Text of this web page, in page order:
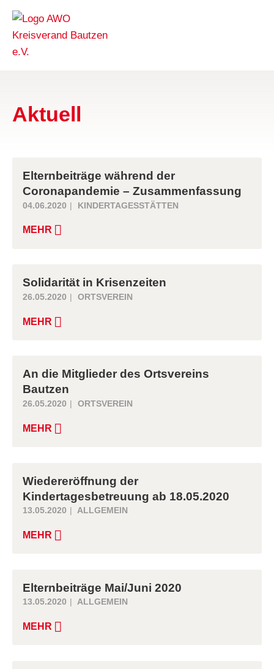
Aktuell
Elternbeiträge während der
Coronapandemie – Zusammenfassung
04.06.2020 KINDERTAGESSTÄTTEN
MEHR
Solidarität in Krisenzeiten
26.05.2020 ORTSVEREIN
MEHR
An die Mitglieder des Ortsvereins
Bautzen
26.05.2020 ORTSVEREIN
MEHR
Wiedereröffnung der
Kindertagesbetreuung ab 18.05.2020
13.05.2020 ALLGEMEIN
MEHR
Elternbeiträge Mai/Juni 2020
13.05.2020 ALLGEMEIN
MEHR